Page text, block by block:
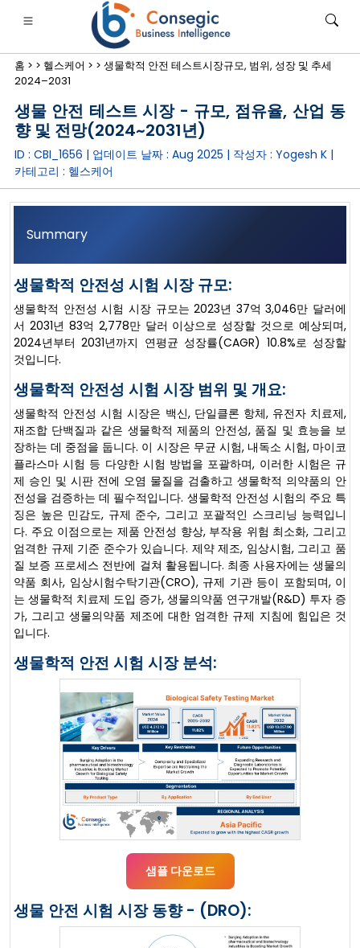
·금융·보험• 소비재 • 에너지 및 전력 • 식품 및 음료
• 사례 연구
홈 > > 헬스케어 > > 생물학적 안전 테스트시장규모, 범위, 성장 및 추세
2024–2031
생물 안전 테스트 시장 - 규모, 점유율, 산업 동
향 및 전망(2024~2031년)
ID : CBI_1656 | 업데이트 날짜 : Aug 2025 | 작성자 : Yogesh K|
카테고리 : 헬스케어
Summary
생물학적 안전성 시험 시장 규모:
생물학적 안전성 시험 시장 규모는 2023년 37억 3,046만 달러에
서 2031년 83억 2,778만 달러 이상으로 성장할 것으로 예상되며,
2024년부터 2031년까지 연평균 성장률(CAGR) 10.8%로 성장할
것입니다.
생물학적 안전성 시험 시장 범위 및 개요:
생물학적 안전성 시험 시장은 백신, 단일클론 항체, 유전자 치료제,
재조합 단백질과 같은 생물학적 제품의 안전성, 품질 및 효능을 보
장하는 데 중점을 둡니다. 이 시장은 무균 시험, 내독소 시험, 마이코
플라스마 시험 등 다양한 시험 방법을 포괄하며, 이러한 시험은 규
제 승인 및 시판 전에 오염 물질을 검출하고 생물학적 의약품의 안
전성을 검증하는 데 필수적입니다. 생물학적 안전성 시험의 주요 특
징은 높은 민감도, 규제 준수, 그리고 포괄적인 스크리닝 능력입니
다. 주요 이점으로는 제품 안전성 향상, 부작용 위험 최소화, 그리고
엄격한 규제 기준 준수가 있습니다. 제약 제조, 임상시험, 그리고 품
질 보증 프로세스 전반에 걸쳐 활용됩니다. 최종 사용자에는 생물의
약품 회사, 임상시험수탁기관(CRO), 규제 기관 등이 포함되며, 이
는 생물학적 치료제 도입 증가, 생물의약품 연구개발(R&D) 투자 증
가, 그리고 생물의약품 제조에 대한 엄격한 규제 지침에 힘입은 것
입니다.
생물학적 안전 시험 시장 분석:
샘플 다운로드
생물 안전 시험 시장 동향 - (DRO):